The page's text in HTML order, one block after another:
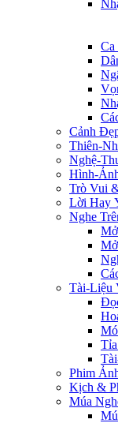
Ca
Cảnh
Thiên-
Nghệ-
Hình-
Trò Vui
Lời Hay
Nghe
Tài-Liệu
Phim
Kịch &
Múa